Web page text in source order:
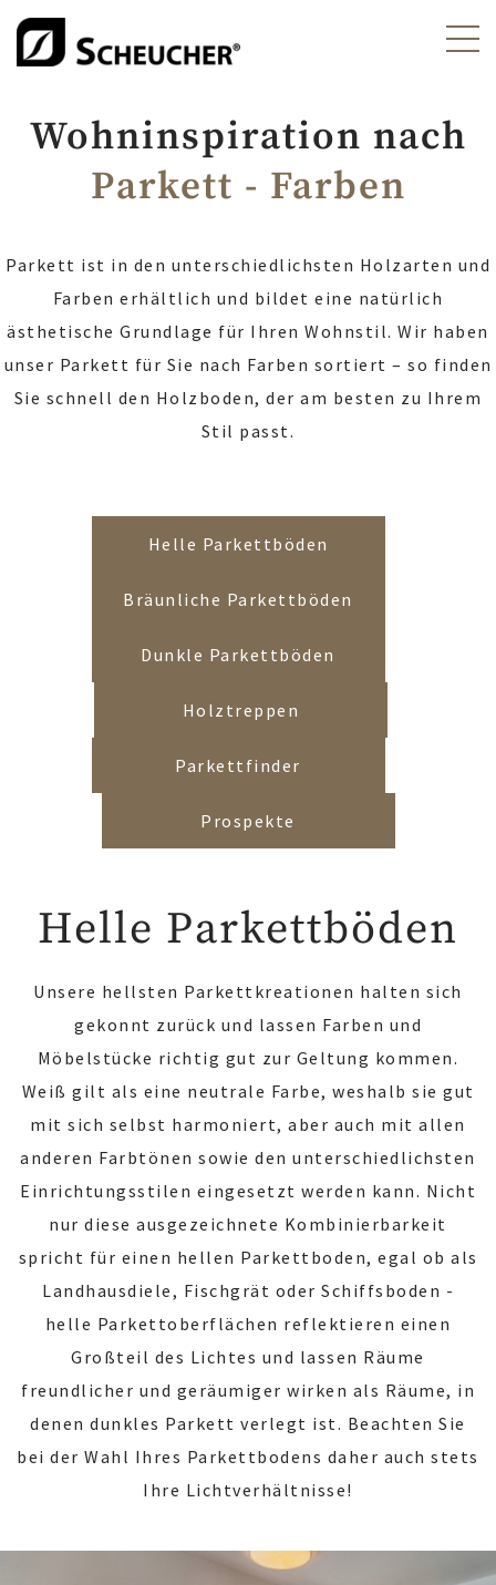
Wohninspiration nach
Parkett - Farben
Parkett ist in den unterschiedlichsten Holzarten und
Farben erhältlich und bildet eine natürlich
ästhetische Grundlage für Ihren Wohnstil. Wir haben
unser Parkett für Sie nach Farben sortiert – so finden
Sie schnell den Holzboden, der am besten zu Ihrem
Stil passt.
Helle Parkettböden
Bräunliche Parkettböden
Dunkle Parkettböden
Holztreppen
Parkettfinder
Prospekte
Helle Parkettböden
Unsere hellsten Parkettkreationen halten sich
gekonnt zurück und lassen Farben und
Möbelstücke richtig gut zur Geltung kommen.
Weiß gilt als eine neutrale Farbe, weshalb sie gut
mit sich selbst harmoniert, aber auch mit allen
anderen Farbtönen sowie den unterschiedlichsten
Einrichtungsstilen eingesetzt werden kann. Nicht
nur diese ausgezeichnete Kombinierbarkeit
spricht für einen hellen Parkettboden, egal ob als
Landhausdiele, Fischgrät oder Schiffsboden -
helle Parkettoberflächen reflektieren einen
Großteil des Lichtes und lassen Räume
freundlicher und geräumiger wirken als Räume, in
denen dunkles Parkett verlegt ist. Beachten Sie
bei der Wahl Ihres Parkettbodens daher auch stets
Ihre Lichtverhältnisse!